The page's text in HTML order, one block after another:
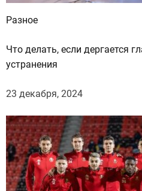
Разное
Что делать, если дергается
устранения
23 декабря, 2024